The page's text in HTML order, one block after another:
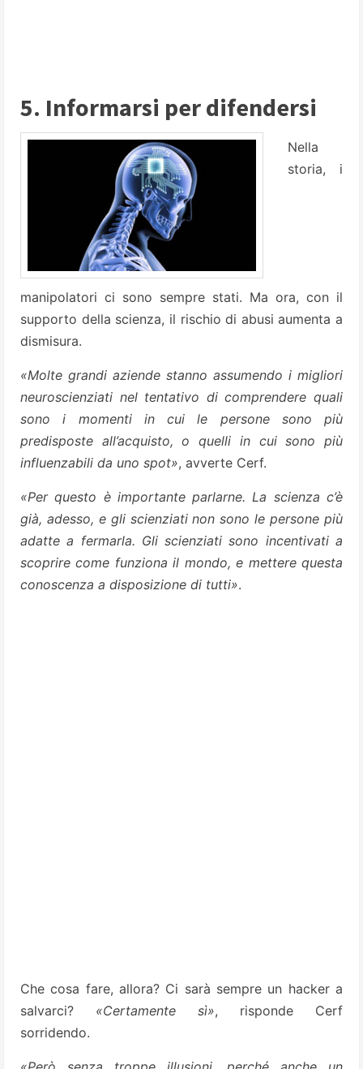
5. Informarsi per difendersi
Nella
storia, i
manipolatori ci sono sempre stati. Ma ora, con il
supporto della scienza, il rischio di abusi aumenta a
dismisura.
«Molte grandi aziende stanno assumendo i migliori
neuroscienziati nel tentativo di comprendere quali
sono i momenti in cui le persone sono più
predisposte all’acquisto, o quelli in cui sono più
influenzabili da uno spot», avverte Cerf.
«Per questo è importante parlarne. La scienza c’è
già, adesso, e gli scienziati non sono le persone più
adatte a fermarla. Gli scienziati sono incentivati a
scoprire come funziona il mondo, e mettere questa
conoscenza a disposizione di tutti».
Che cosa fare, allora? Ci sarà sempre un hacker a
salvarci? «Certamente sì», risponde Cerf
sorridendo.